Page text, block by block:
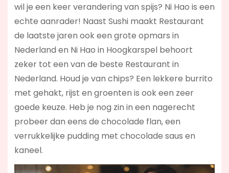
wil je een keer verandering van spijs? Ni Hao is een
echte aanrader! Naast Sushi maakt Restaurant
de laatste jaren ook een grote opmars in
Nederland en Ni Hao in Hoogkarspel behoort
zeker tot een van de beste Restaurant in
Nederland. Houd je van chips? Een lekkere burrito
met gehakt, rijst en groenten is ook een zeer
goede keuze. Heb je nog zin in een nagerecht
probeer dan eens de chocolade flan, een
verrukkelijke pudding met chocolade saus en
kaneel.